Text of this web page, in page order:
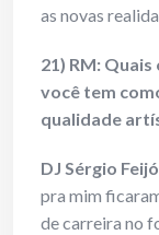
as novas
21) RM:
você tem
qualidade
DJ Sérgio
pra mim
de carreira no